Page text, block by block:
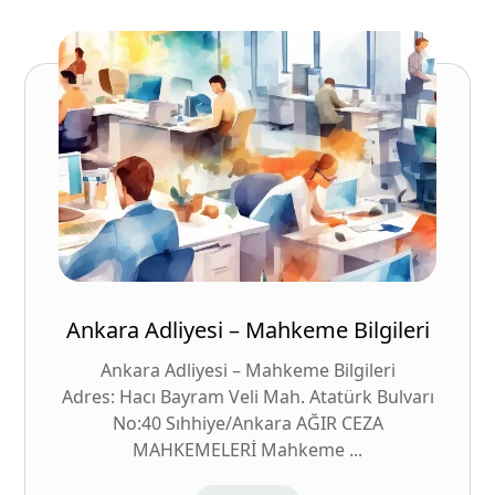
Ankara Adliyesi – Mahkeme Bilgileri
Ankara Adliyesi – Mahkeme Bilgileri
Adres: Hacı Bayram Veli Mah. Atatürk Bulvarı
No:40 Sıhhiye/Ankara AĞIR CEZA
MAHKEMELERİ Mahkeme ...